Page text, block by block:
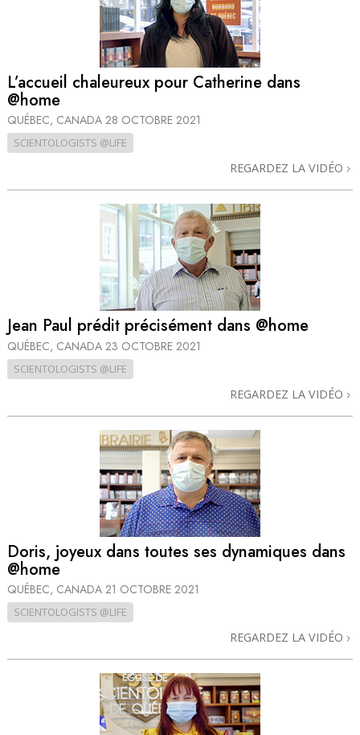
L’accueil chaleureux pour Catherine dans
@home
QUÉBEC, CANADA 28 OCTOBRE 2021
SCIENTOLOGISTS @LIFE
REGARDEZ LA VIDÉO
Jean Paul prédit précisément dans @home
QUÉBEC, CANADA 23 OCTOBRE 2021
SCIENTOLOGISTS @LIFE
REGARDEZ LA VIDÉO
Doris, joyeux dans toutes ses dynamiques dans
@home
QUÉBEC, CANADA 21 OCTOBRE 2021
SCIENTOLOGISTS @LIFE
REGARDEZ LA VIDÉO